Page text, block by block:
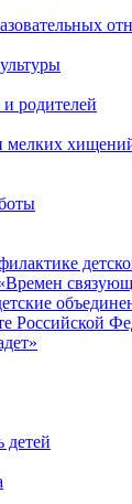
родителей
мелких
Российской
детей